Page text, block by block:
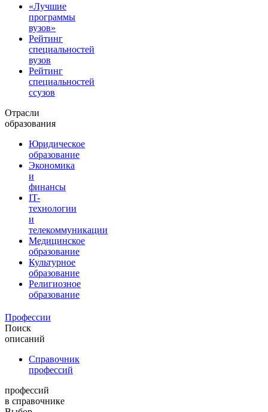
«Лучшие
программы
вузов»
Рейтинг
специальностей
вузов
Рейтинг
специальностей
ссузов
Отрасли
образования
Юридическое
образование
Экономика
и
финансы
IT-
технологии
и
телекоммуникации
Медицинское
образование
Культурное
образование
Религиозное
образование
Профессии
Поиск
описаний
Справочник
профессий
профессий
в справочнике